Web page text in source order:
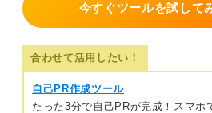
今すぐツールを試して
合わせて活用したい！
自己PR作成ツール
たった3分で自己PRが完成！スマホ